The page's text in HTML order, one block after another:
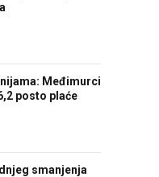
Međimurci
posto plaće
smanjenja